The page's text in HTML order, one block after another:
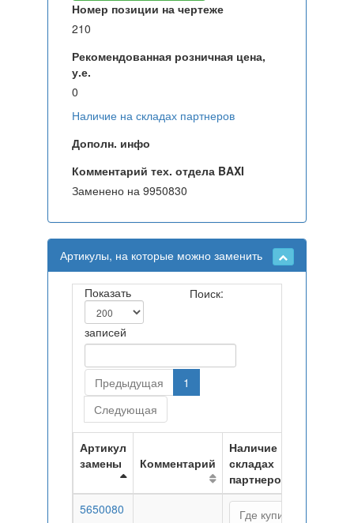
Номер позиции на чертеже
210
Рекомендованная розничная цена,
у.е.
0
Наличие на складах партнеров
Дополн. инфо
Комментарий тех. отдела BAXI
Заменено на 9950830
Артикулы, на которые можно заменить
Показать
записей
Поиск:
Предыдущая
1
Следующая
Артикул
замены
Комментарий
Наличие на
складах
партнеров
5650080
Где купить